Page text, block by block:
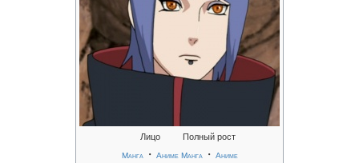
Лицо
Манга ・ Аниме
Полный рост
Манга ・ Аниме